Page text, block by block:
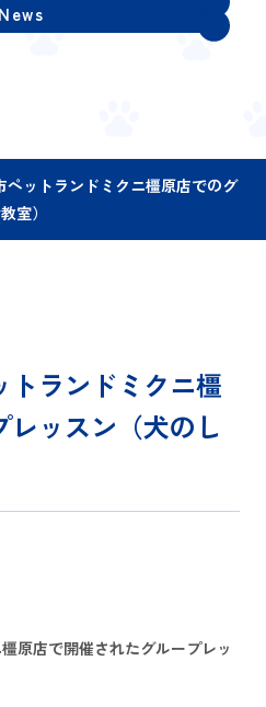
News
ペットランドミクニ橿原店でのグ
室）
ランドミクニ橿
ッスン（犬のし
原店で開催されたグループレッ